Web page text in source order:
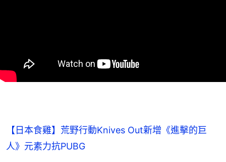
【日本食雞】荒野行動Knives Out新增《進擊的巨
人》元素力抗PUBG